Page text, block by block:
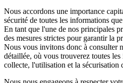
Nous accordons une importance
sécurité de toutes les informations
En tant que l'une de nos principales
des mesures strictes pour garantir la
Nous vous invitons donc à consulter
détaillée, où vous trouverez toutes
collecte, l'utilisation et la sécurisation